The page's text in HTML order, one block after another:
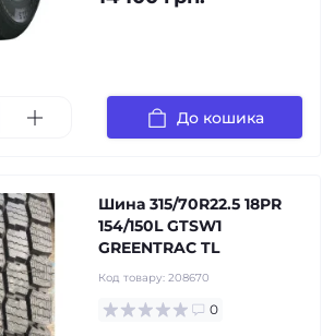
До кошика
Шина 315/70R22.5 18PR
154/150L GTSW1
GREENTRAC TL
Код товару: 208670
0